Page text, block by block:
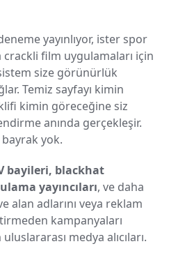
yayınlıyor, ister spor
crackli film uygulamaları için
size görünürlük
Temiz sayfayı kimin
kimin göreceğine siz
anında gerçekleşir.
bayrak yok.
bayileri, blackhat
yayıncıları, ve daha
alan adlarını veya reklam
kampanyaları
medya alıcıları.